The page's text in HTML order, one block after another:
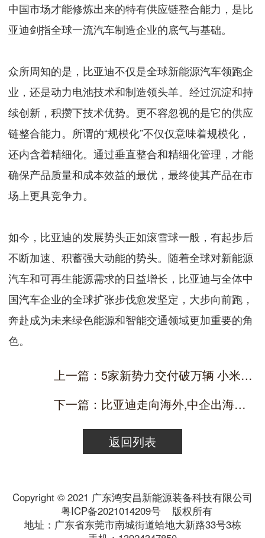
中国市场才能修炼出来的特有供应链整合能力，是比
亚迪剑指全球一流汽车制造企业的底气与基础。
众所周知的是，比亚迪不仅是全球新能源汽车领跑企
业，还是动力电池技术和制造领头羊。经过沉淀和持
续创新，积攒下技术优势。更不容忽视的是它的供应
链整合能力。所谓的“规模化”不仅仅意味着规模化，
还内含着精细化。通过垂直整合和精细化管理，才能
确保产品质量和成本效益的最优，最终使其产品在市
场上更具竞争力。
如今，比亚迪的发展势头正如滚雪球一般，有起步后
不断加速、积蓄强大动能的势头。随着全球对新能源
汽车和可再生能源需求的日益增长，比亚迪与全体中
国汽车企业的全球扩张步伐愈发坚定，大步向前跑，
奔赴成为未来绿色能源和智能交通领域更加重要的角
色。
上一篇：5家新势力交付破万辆 小米首个整月成绩单远超预期
下一篇：比亚迪走向海外,中企出海势不可挡
返回列表
Copyright © 2021 广东鸿安昌新能源装备科技有限公司
粤ICP备2021014209号
版权所有
地址：广东省东莞市南城街道蛤地大新路33号3栋